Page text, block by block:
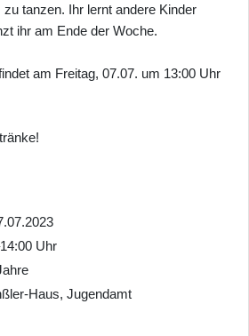
tanzen. Ihr lernt andere Kinder
ihr am Ende der Woche.
am Freitag, 07.07. um 13:00 Uhr
Uhr
Haus, Jugendamt